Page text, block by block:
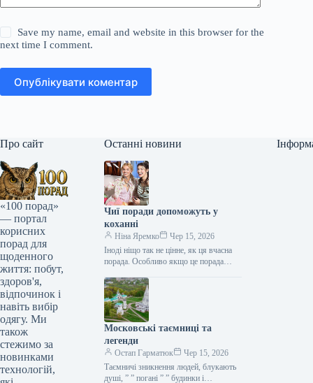
Save my name, email and website in this browser for the
next time I comment.
Опублікувати коментар
Про сайт
«100 порад»
— портал
корисних
порад для
щоденного
життя: побут,
здоров'я,
відпочинок і
навіть вибір
одягу. Ми
також
стежимо за
новинками
технологій,
Останні новини
Чиї поради допоможуть у
коханні
Ніна Яремко
Чер 15, 2026
Іноді ніщо так не цінне, як ця вчасна
порада. Особливо якщо це порада
косметолога, тренера, стиліста…
Московські таємниці та
легенди
Остап Гарматюк
Чер 15, 2026
Таємничі зникнення людей, блукають
душі, ” ” погані ” ” будинки і